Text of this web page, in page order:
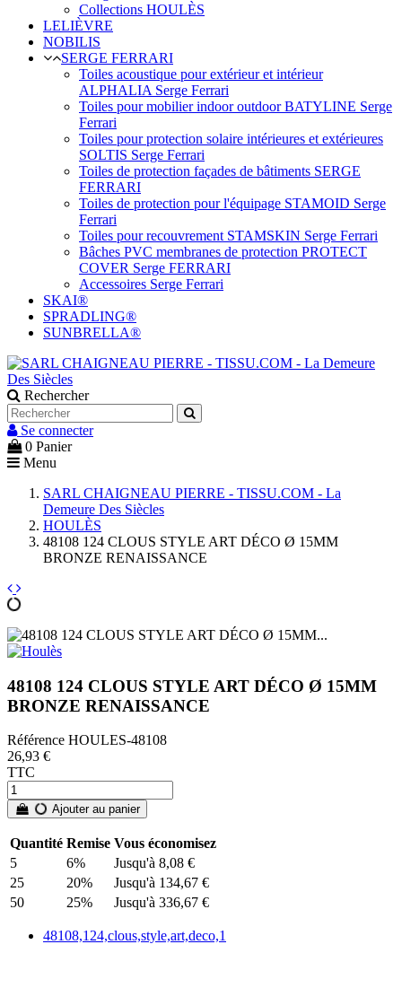
Collections HOULÈS
LELIÈVRE
NOBILIS
SERGE FERRARI
Toiles acoustique pour extérieur et intérieur
ALPHALIA Serge Ferrari
Toiles pour mobilier indoor outdoor BATYLINE Serge
Ferrari
Toiles pour protection solaire intérieures et extérieures
SOLTIS Serge Ferrari
Toiles de protection façades de bâtiments SERGE
FERRARI
Toiles de protection pour l'équipage STAMOID Serge
Ferrari
Toiles pour recouvrement STAMSKIN Serge Ferrari
Bâches PVC membranes de protection PROTECT
COVER Serge FERRARI
Accessoires Serge Ferrari
SKAI®
SPRADLING®
SUNBRELLA®
Rechercher
Se connecter
0 Panier
Menu
SARL CHAIGNEAU PIERRE - TISSU.COM - La
Demeure Des Siècles
HOULÈS
48108 124 CLOUS STYLE ART DÉCO Ø 15MM
BRONZE RENAISSANCE
48108 124 CLOUS STYLE ART DÉCO Ø 15MM
BRONZE RENAISSANCE
Référence HOULES-48108
26,93 €
TTC
Ajouter au panier
Quantité Remise Vous économisez
5
6%
Jusqu'à 8,08 €
25
20%
Jusqu'à 134,67 €
50
25% Jusqu'à 336,67 €
48108,124,clous,style,art,deco,1